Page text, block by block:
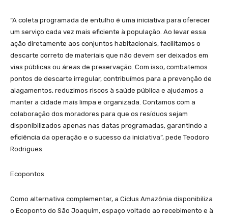
“A coleta programada de entulho é uma iniciativa para oferecer
um serviço cada vez mais eficiente à população. Ao levar essa
ação diretamente aos conjuntos habitacionais, facilitamos o
descarte correto de materiais que não devem ser deixados em
vias públicas ou áreas de preservação. Com isso, combatemos
pontos de descarte irregular, contribuímos para a prevenção de
alagamentos, reduzimos riscos à saúde pública e ajudamos a
manter a cidade mais limpa e organizada. Contamos com a
colaboração dos moradores para que os resíduos sejam
disponibilizados apenas nas datas programadas, garantindo a
eficiência da operação e o sucesso da iniciativa”, pede Teodoro
Rodrigues.
Ecopontos
Como alternativa complementar, a Ciclus Amazônia disponibiliza
o Ecoponto do São Joaquim, espaço voltado ao recebimento e à